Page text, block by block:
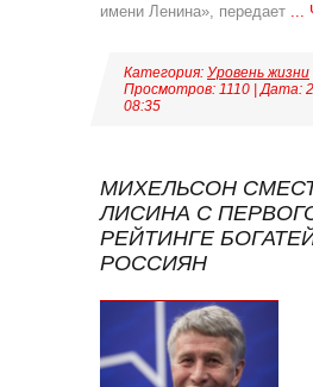
имени Ленина», передает ...
Категория: Уровень жизни
Просмотров: 1110 | Дата:
08:35
МИХЕЛЬСОН
ЛИСИНА С
РЕЙТИНГЕ
РОССИЯН